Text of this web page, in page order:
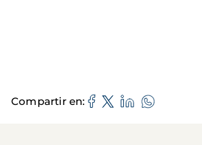
Compartir en